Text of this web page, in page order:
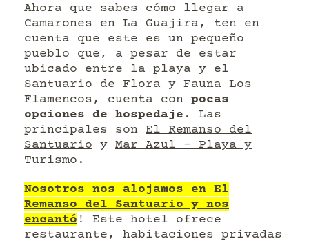
Ahora que sabes cómo llegar a
Camarones en La Guajira, ten en
cuenta que este es un pequeño
pueblo que, a pesar de estar
ubicado entre la playa y el
Santuario de Flora y Fauna Los
Flamencos, cuenta con pocas
opciones de hospedaje . Las
principales son El Remanso del
Santuario y Mar Azul – Playa y
Turismo .
Nosotros nos alojamos en El
Remanso del Santuario y nos
encantó ! Este hotel ofrece
restaurante, habitaciones privadas